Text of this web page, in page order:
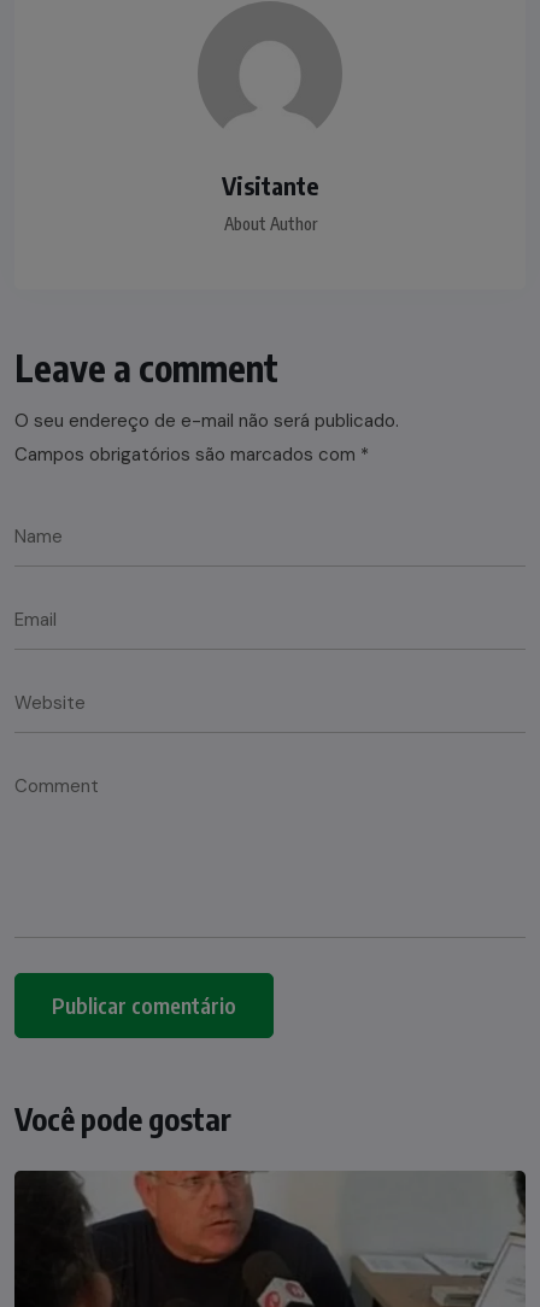
Visitante
About Author
Leave a comment
O seu endereço de e-mail não será publicado.
Campos obrigatórios são marcados com *
Você pode gostar